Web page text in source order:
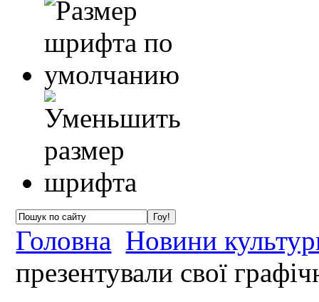
Головна Новини
презентували свої